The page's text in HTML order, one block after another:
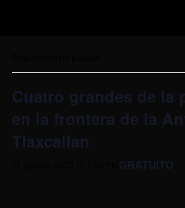
Cuatro grandes de la
en la frontera de la
Tlaxcallan
GRATUITO